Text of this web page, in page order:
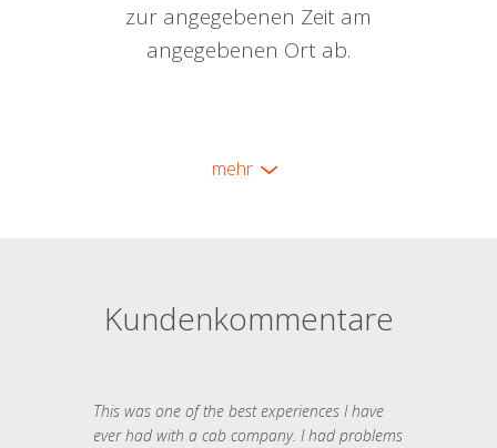
zur angegebenen Zeit am
angegebenen Ort ab.
mehr
Kundenkommentare
This was one of the best experiences I have
ever had with a cab company. I had problems